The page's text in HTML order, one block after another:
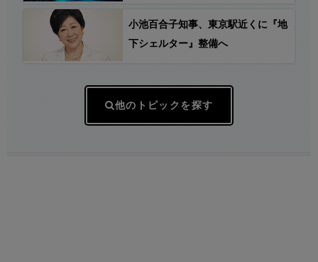
ない状態に → 京大病院が謝罪
小池百合子知事、東京駅近くに『地
下シェルター』整備へ
他のトピックを探す